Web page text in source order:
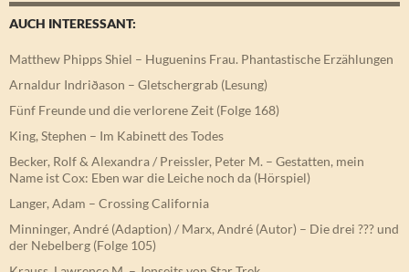
AUCH INTERESSANT:
Matthew Phipps Shiel – Huguenins Frau. Phantastische Erzählungen
Arnaldur Indriðason – Gletschergrab (Lesung)
Fünf Freunde und die verlorene Zeit (Folge 168)
King, Stephen – Im Kabinett des Todes
Becker, Rolf & Alexandra / Preissler, Peter M. – Gestatten, mein
Name ist Cox: Eben war die Leiche noch da (Hörspiel)
Langer, Adam – Crossing California
Minninger, André (Adaption) / Marx, André (Autor) – Die drei ??? und
der Nebelberg (Folge 105)